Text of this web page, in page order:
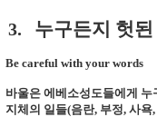
3. 누구든지 헛
Be careful with your words
바울은 에베소성도들에게
지체의 일들(음란, 부정, 사욕,